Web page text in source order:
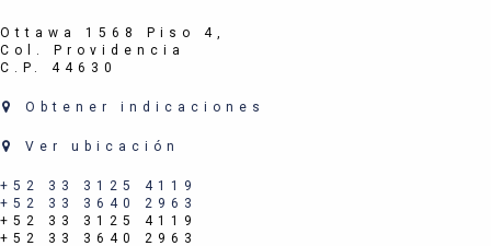
Ottawa 1568 Piso 4,
Col. Providencia
C.P. 44630
Obtener indicaciones
Ver ubicación
+52 33 3125 4119
+52 33 3640 2963
+52 33 3125 4119
+52 33 3640 2963